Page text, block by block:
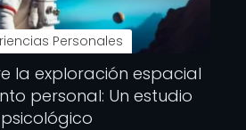
Personales
la exploración espacial
personal: Un estudio
psicológico